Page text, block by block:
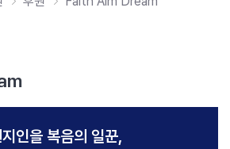
인을 복음의 일꾼,